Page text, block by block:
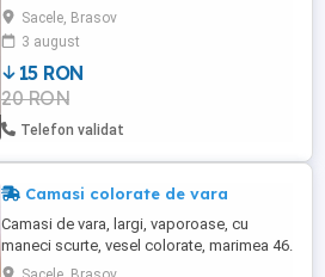
marca Sinsay. Marimea S. Stare foarte
buna.
Sacele, Brasov
3 august
15 RON
20 RON
Telefon validat
Camasi colorate de vara
Camasi de vara, largi, vaporoase, cu
maneci scurte, vesel colorate, marimea 46.
Pretul este pentru o bucata.